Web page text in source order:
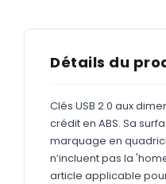
ADHÉSIFS
Étiquettes adhésives
Étiquettes adhésives
Détails du
Clés USB 2.0 aux
crédit en ABS. Sa
marquage en
n’incluent pas la
article applicable